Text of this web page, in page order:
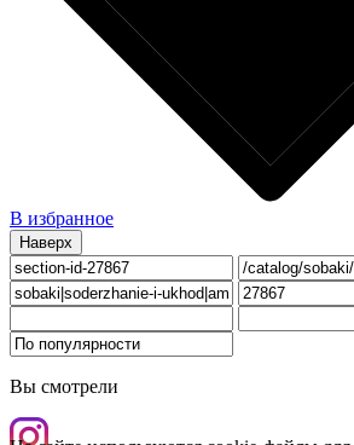
В избранное
Наверх
Вы смотрели